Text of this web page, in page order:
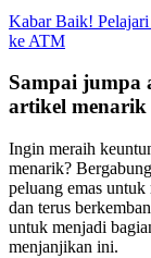
Kabar Baik!
ke ATM
Sampai jumpa
artikel menarik
Ingin meraih
menarik?
peluang emas
dan terus
untuk menjadi
menjanjikan ini.